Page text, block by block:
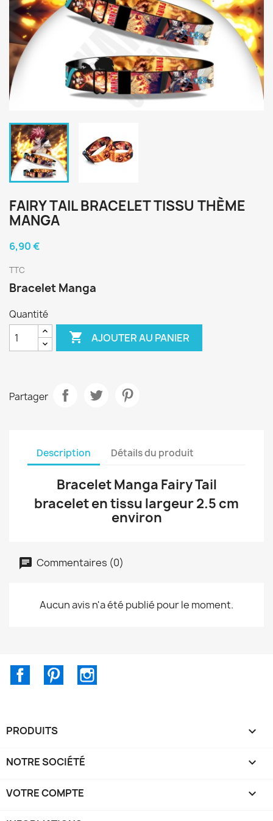
FAIRY TAIL BRACELET TISSU THÈME
MANGA
6,90 €
TTC
Bracelet Manga
Quantité
 AJOUTER AU PANIER
Partager
Description Détails du produit
Bracelet Manga Fairy Tail
bracelet en tissu largeur 2.5 cm
environ
Commentaires (0)
Aucun avis n'a été publié pour le moment.
FacebookPinterest
PRODUITS 
NOTRE SOCIÉTÉ 
VOTRE COMPTE 